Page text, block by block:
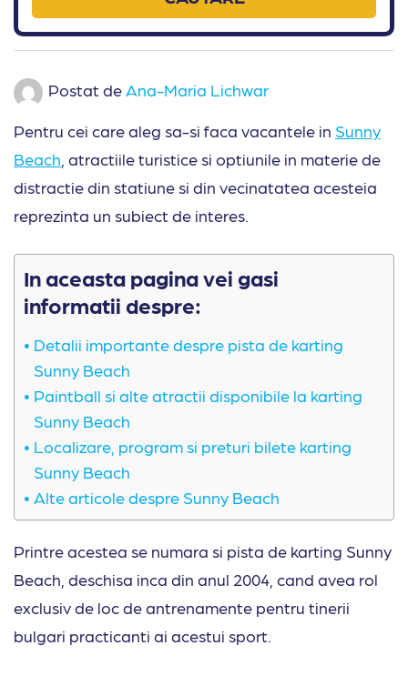
Postat de Ana-Maria Lichwar
Pentru cei care aleg sa-si faca vacantele in Sunny
Beach , atractiile turistice si optiunile in materie de
distractie din statiune si din vecinatatea acesteia
reprezinta un subiect de interes.
In aceasta pagina vei gasi
informatii despre:
Detalii importante despre pista de karting
Sunny Beach
Paintball si alte atractii disponibile la karting
Sunny Beach
Localizare, program si preturi bilete karting
Sunny Beach
Alte articole despre Sunny Beach
Printre acestea se numara si pista de karting Sunny
Beach, deschisa inca din anul 2004, cand avea rol
exclusiv de loc de antrenamente pentru tinerii
bulgari practicanti ai acestui sport.